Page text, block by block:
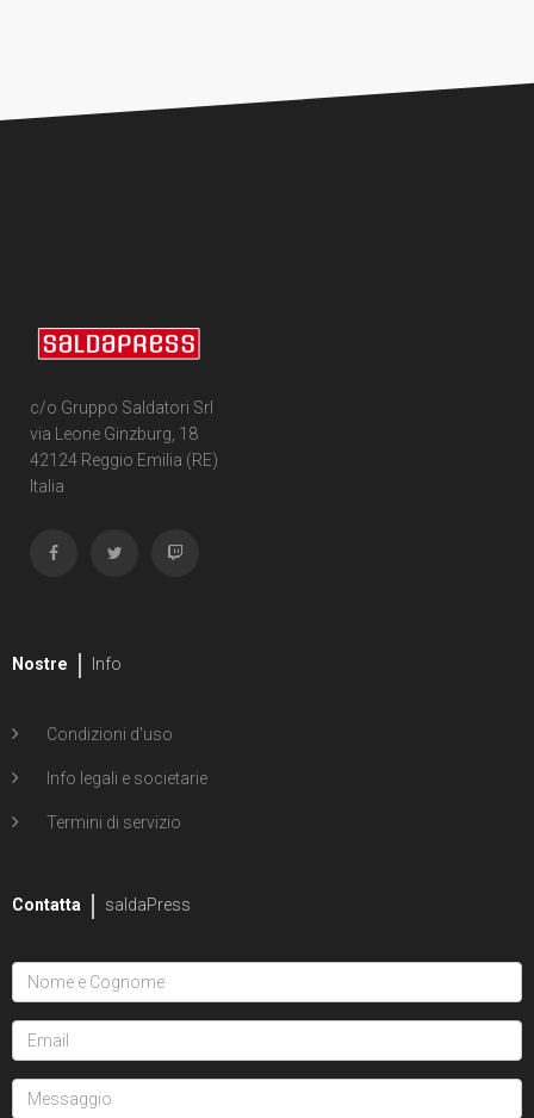
c/o Gruppo Saldatori Srl
via Leone Ginzburg, 18
42124 Reggio Emilia (RE)
Italia
Nostre Info
Condizioni d'uso
Info legali e societarie
Termini di servizio
Contatta saldaPress